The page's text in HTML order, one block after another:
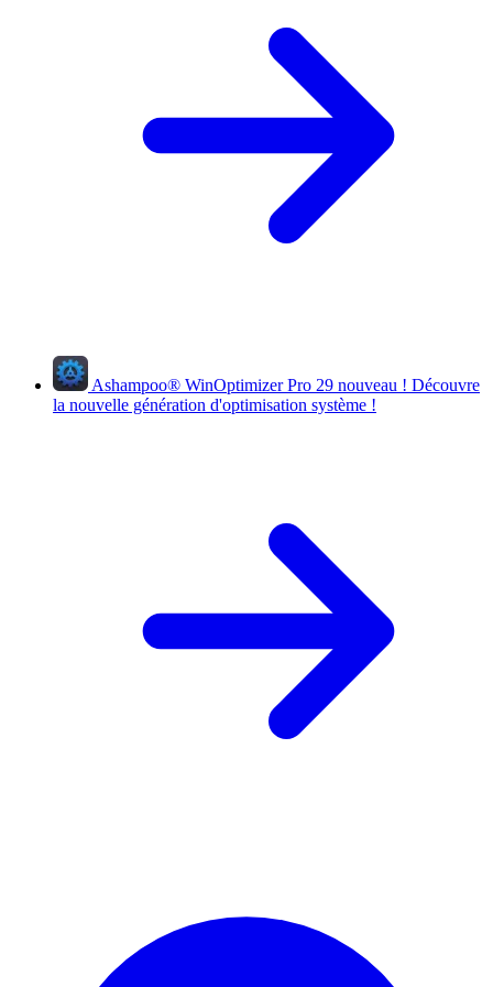
Ashampoo® WinOptimizer Pro 29 nouveau ! Découvre
la nouvelle génération d'optimisation système !